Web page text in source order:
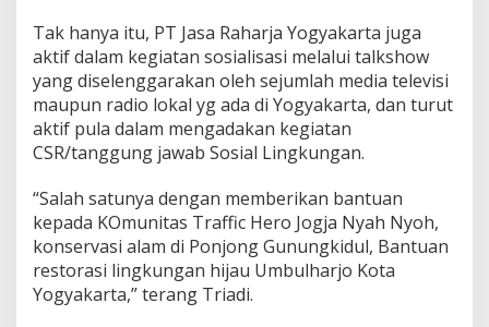
Tak hanya itu, PT Jasa Raharja Yogyakarta juga
aktif dalam kegiatan sosialisasi melalui talkshow
yang diselenggarakan oleh sejumlah media televisi
maupun radio lokal yg ada di Yogyakarta, dan turut
aktif pula dalam mengadakan kegiatan
CSR/tanggung jawab Sosial Lingkungan.
“Salah satunya dengan memberikan bantuan
kepada KOmunitas Traffic Hero Jogja Nyah Nyoh,
konservasi alam di Ponjong Gunungkidul, Bantuan
restorasi lingkungan hijau Umbulharjo Kota
Yogyakarta,” terang Triadi.